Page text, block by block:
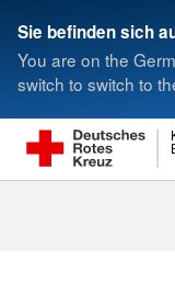
Sie befinden sich
You are on the
switch to switch to